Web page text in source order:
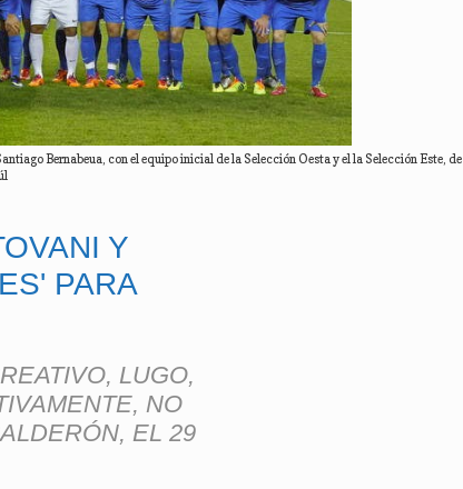
Bernabeua, con el equipo inicial de la Selección Oesta y el la Selección Este, de
Y
PARA
LUGO,
NO
EL 29